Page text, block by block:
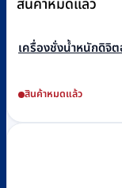
เครื่องชั่งน้ำหนักดิจิ
สินค้าหมดแล้ว